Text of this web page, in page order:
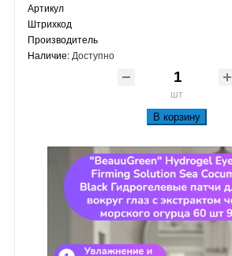
Артикул
Штрихкод
Производитель
Наличие:Доступно
шт
В корзину